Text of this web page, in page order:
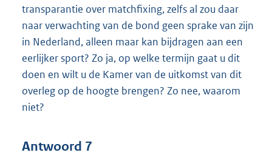
transparantie over matchfixing, zelfs al zou daar
naar verwachting van de bond geen sprake van zijn
in Nederland, alleen maar kan bijdragen aan een
eerlijker sport? Zo ja, op welke termijn gaat u dit
doen en wilt u de Kamer van de uitkomst van dit
overleg op de hoogte brengen? Zo nee, waarom
niet?
Antwoord 7